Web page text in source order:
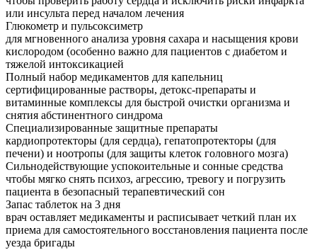
или инсульта перед началом лечения
Глюкометр и пульсоксиметр
для мгновенного анализа уровня сахара и насыщения крови
кислородом (особенно важно для пациентов с диабетом и
тяжелой интоксикацией
Полный набор медикаментов для капельниц
сертифицированные растворы, детокс-препараты и
витаминные комплексы для быстрой очистки организма и
снятия абстинентного синдрома
Специализированные защитные препараты
кардиопротекторы (для сердца), гепатопротекторы (для
печени) и ноотропы (для защиты клеток головного мозга)
Сильнодействующие успокоительные и сонные средства
чтобы мягко снять психоз, агрессию, тревогу и погрузить
пациента в безопасный терапевтический сон
Запас таблеток на 3 дня
врач оставляет медикаменты и расписывает четкий план их
приема для самостоятельного восстановления пациента после
уезда бригады